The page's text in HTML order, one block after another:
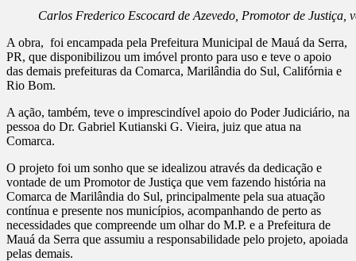
Carlos Frederico Escocard de Azevedo, Promotor de
A obra, foi encampada pela Prefeitura Municipal de Mauá da Serra,
PR, que disponibilizou um imóvel pronto para uso e teve o apoio
das demais prefeituras da Comarca, Marilândia do Sul, Califórnia e
Rio Bom.
A ação, também, teve o imprescindível apoio do Poder Judiciário, na
pessoa do Dr. Gabriel Kutianski G. Vieira, juiz que atua na
Comarca.
O projeto foi um sonho que se idealizou através da dedicação e
vontade de um Promotor de Justiça que vem fazendo história na
Comarca de Marilândia do Sul, principalmente pela sua atuação
contínua e presente nos municípios, acompanhando de perto as
necessidades que compreende um olhar do M.P. e a Prefeitura de
Mauá da Serra que assumiu a responsabilidade pelo projeto, apoiada
pelas demais.